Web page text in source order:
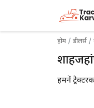
होम डीलर्स
हमनें